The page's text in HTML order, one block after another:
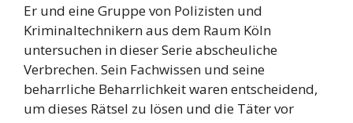
Er und eine Gruppe von Polizisten und
Kriminaltechnikern aus dem Raum Köln
untersuchen in dieser Serie abscheuliche
Verbrechen. Sein Fachwissen und seine
beharrliche Beharrlichkeit waren entscheidend,
um dieses Rätsel zu lösen und die Täter vor